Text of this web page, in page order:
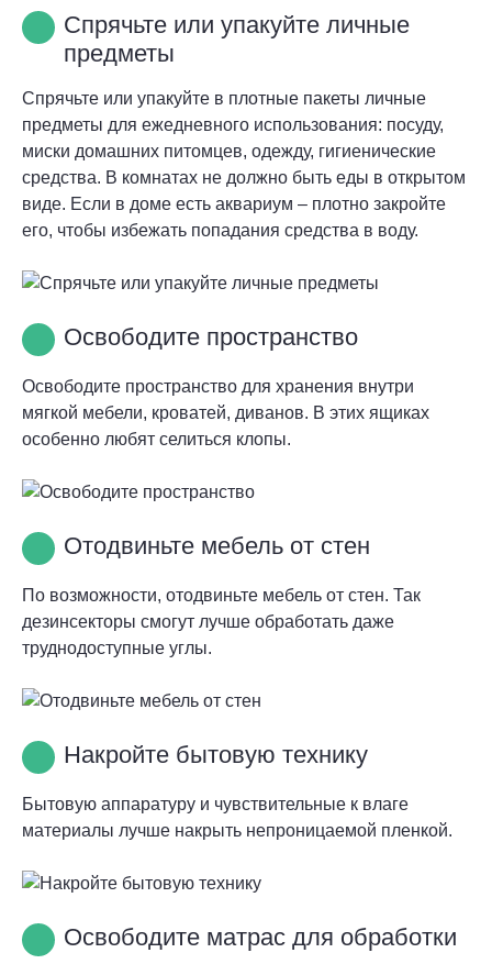
Спрячьте или упакуйте личные
предметы
Спрячьте или упакуйте в плотные пакеты личные
предметы для ежедневного использования: посуду,
миски домашних питомцев, одежду, гигиенические
средства. В комнатах не должно быть еды в открытом
виде. Если в доме есть аквариум – плотно закройте
его, чтобы избежать попадания средства в воду.
Освободите пространство
Освободите пространство для хранения внутри
мягкой мебели, кроватей, диванов. В этих ящиках
особенно любят селиться клопы.
Отодвиньте мебель от стен
По возможности, отодвиньте мебель от стен. Так
дезинсекторы смогут лучше обработать даже
труднодоступные углы.
Накройте бытовую технику
Бытовую аппаратуру и чувствительные к влаге
материалы лучше накрыть непроницаемой пленкой.
Освободите матрас для обработки